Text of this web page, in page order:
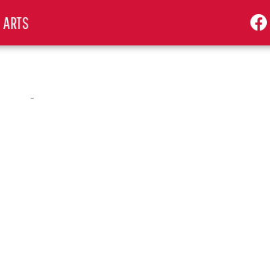
ARTS